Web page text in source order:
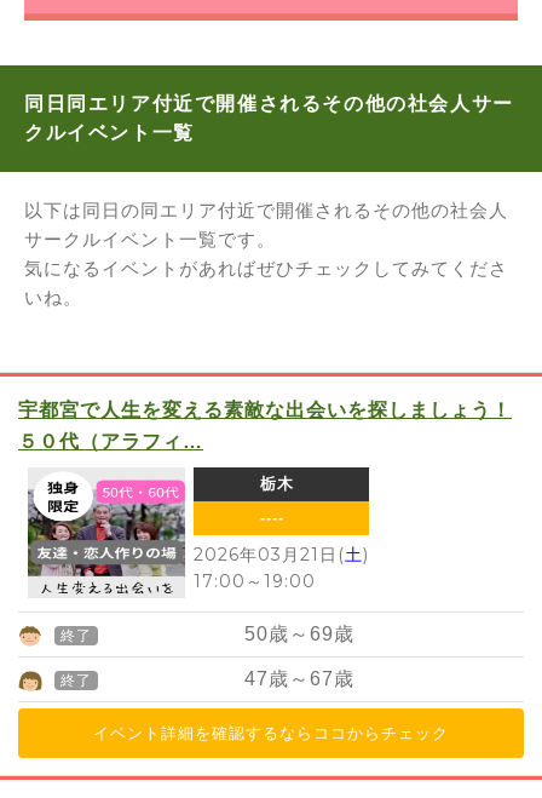
同日同エリア付近で開催されるその他の社会人サー
クルイベント一覧
以下は同日の同エリア付近で開催されるその他の社会人
サークルイベント一覧です。
気になるイベントがあればぜひチェックしてみてくださ
いね。
宇都宮で人生を変える素敵な出会いを探しましょう！
５０代（アラフィ…
栃木
----
2026年03月21日(土)
17:00 ～ 19:00
終了 50歳～69歳
終了 47歳～67歳
イベント詳細を確認するならココからチェック